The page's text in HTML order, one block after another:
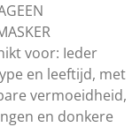
voor: Ieder
en leeftijd, met
vermoeidheid,
en donkere